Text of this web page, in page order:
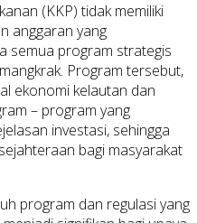
(KKP) tidak memiliki
anggaran yang
semua program strategis
Program tersebut,
ekonomi kelautan dan
– program yang
investasi, sehingga
bagi masyarakat
program dan regulasi yang